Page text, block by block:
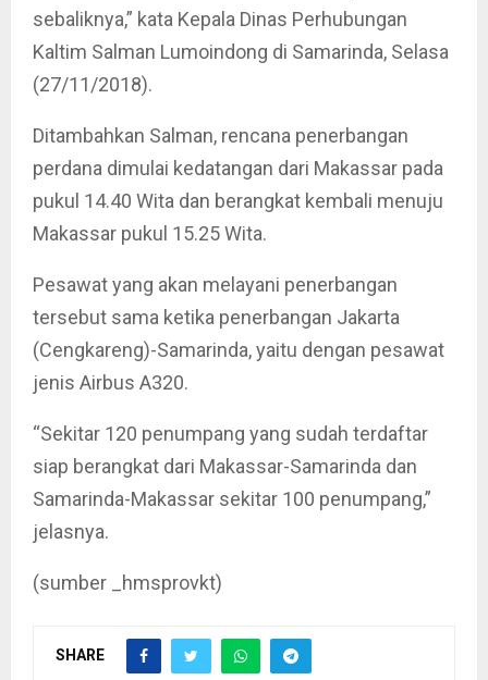
sebaliknya,” kata Kepala Dinas Perhubungan
Kaltim Salman Lumoindong di Samarinda, Selasa
(27/11/2018).
Ditambahkan Salman, rencana penerbangan
perdana dimulai kedatangan dari Makassar pada
pukul 14.40 Wita dan berangkat kembali menuju
Makassar pukul 15.25 Wita.
Pesawat yang akan melayani penerbangan
tersebut sama ketika penerbangan Jakarta
(Cengkareng)-Samarinda, yaitu dengan pesawat
jenis Airbus A320.
“Sekitar 120 penumpang yang sudah terdaftar
siap berangkat dari Makassar-Samarinda dan
Samarinda-Makassar sekitar 100 penumpang,”
jelasnya.
(sumber _hmsprovkt)
SHARE